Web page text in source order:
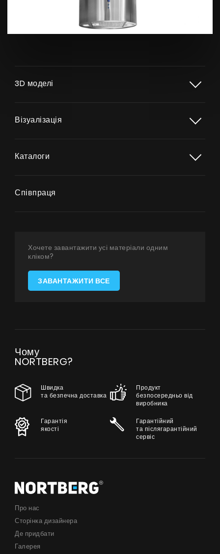
Контакти
UA|RU
3D моделі
Візуалізація
Каталоги
Співпраця
Хочете завантажити усі матеріали одним
кліком?
ЗАВАНТАЖИТИ ВСЕ
Чому
NORTBERG?
Швидка
та безпечна доставка
Продукт
безпосередньо від
виробника
Гарантія
якості
Гарантійний
та післягарантійний
сервіс
Про нас
Сторінка дизайнера
Де придбати
Галерея